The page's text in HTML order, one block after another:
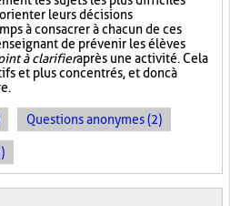
leurs décisions
à consacrer à chacun de ces
de prévenir les élèves
à clarifieraprès une activité. Cela
et plus concentrés, et donc à
Questions anonymes (2)